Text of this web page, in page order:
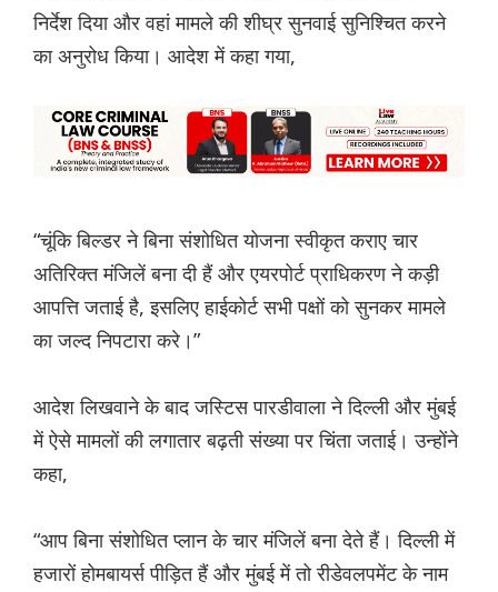
निर्देश दिया और वहां मामले की शीघ्र सुनवाई सुनिश्चित करने
का अनुरोध किया। आदेश में कहा गया,
“चूंकि बिल्डर ने बिना संशोधित योजना स्वीकृत कराए चार
अतिरिक्त मंजिलें बना दी हैं और एयरपोर्ट प्राधिकरण ने कड़ी
आपत्ति जताई है, इसलिए हाईकोर्ट सभी पक्षों को सुनकर मामले
का जल्द निपटारा करे।”
आदेश लिखवाने के बाद जस्टिस पारडीवाला ने दिल्ली और मुंबई
में ऐसे मामलों की लगातार बढ़ती संख्या पर चिंता जताई। उन्होंने
कहा,
“आप बिना संशोधित प्लान के चार मंजिलें बना देते हैं। दिल्ली में
हजारों होमबायर्स पीड़ित हैं और मुंबई में तो रीडेवलपमेंट के नाम